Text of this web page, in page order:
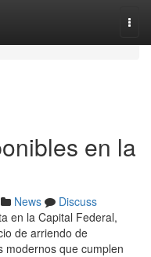
en la
News
Discuss
en la Capital Federal,
de arriendo de
modernos que cumplen